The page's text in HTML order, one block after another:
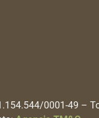
0001-49 –